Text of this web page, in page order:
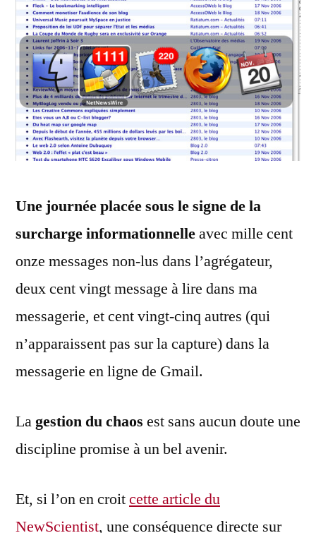
sur
Surcharge
d’information
du
20
novembre
2006
Une journée placée sous le signe de la
surcharge informationnelleavec mille cent
onze messages non-lus dans l’agrégateur,
deux cent vingt message à lire dans ma
messagerie, et cent vingt-cinq autres (qui
n’apparaissent pas sur la capture) dans la
messagerie en ligne de Gmail.
Lagestion du chaos est sans aucun doute une
discipline promise à un bel avenir.
Et, si l’on en croitcette article du
NewScientist, une conséquence directe sur